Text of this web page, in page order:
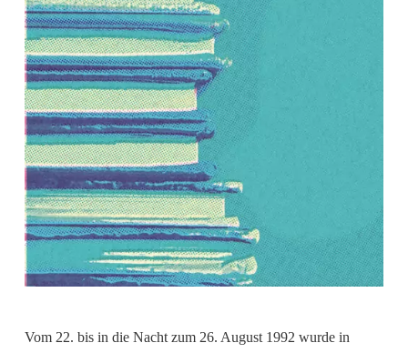
Vom 22. bis in die Nacht zum 26. August 1992 wurde in